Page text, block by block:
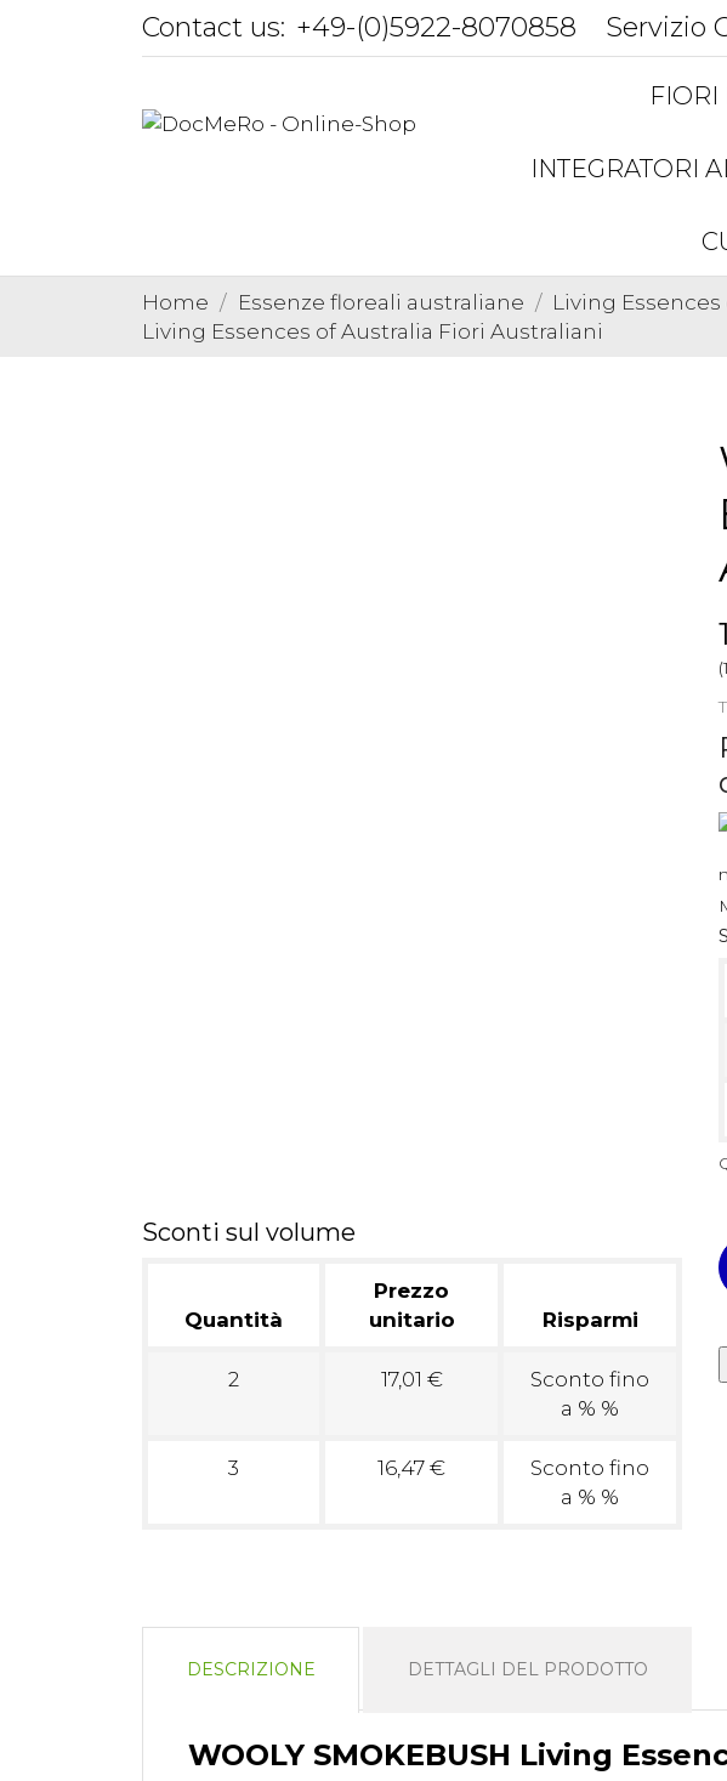
Contact us: +49-(0)5922-8070858 Servizio
FIORI
INTEGRATORI
Home Essenze floreali australiane Living Essences
Living Essences of Australia Fiori Australiani
Sconti sul volume
Quantità
Prezzo
unitario
Risparmi
2 17,01 €
Sconto fino
a % %
3 16,47 €
Sconto fino
a % %
DESCRIZIONE DETTAGLI DEL PRODOTTO
WOOLY SMOKEBUSH Living